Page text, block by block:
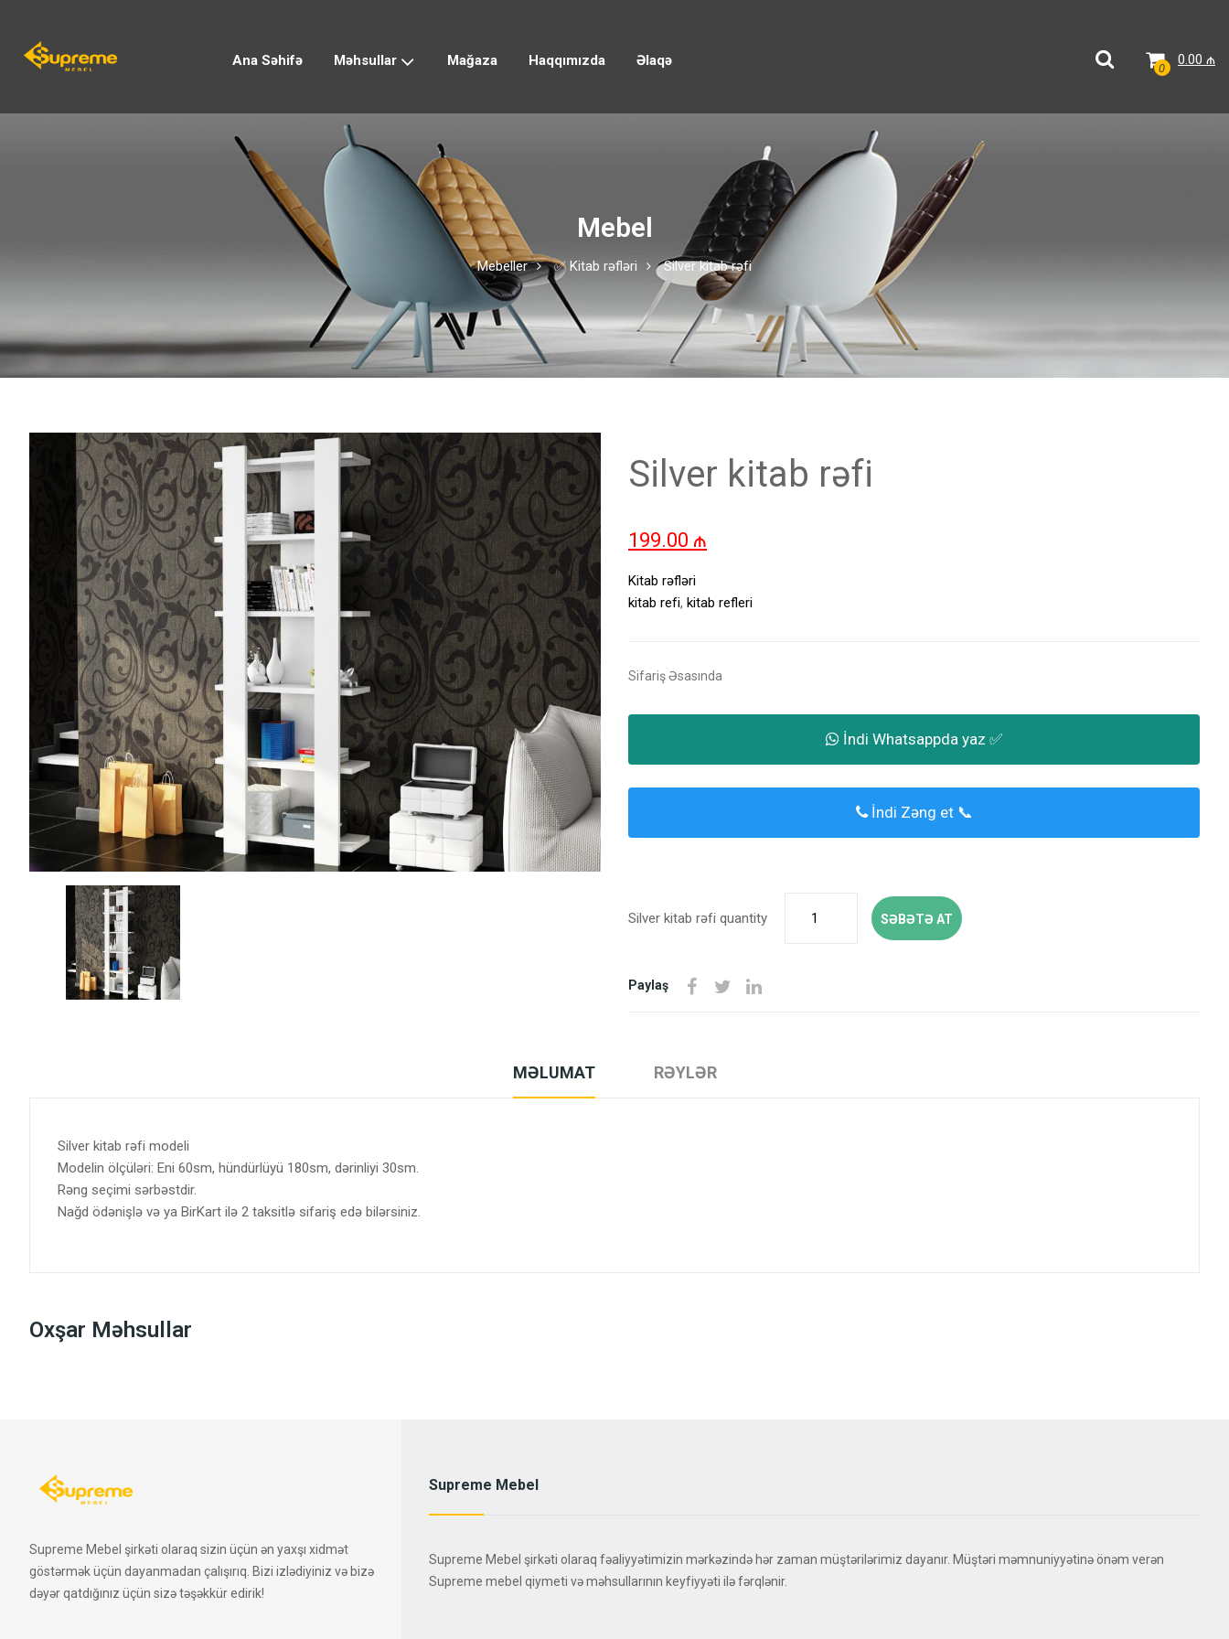
Ana Səhifə Məhsullar Mağaza Haqqımızda Əlaqə 0.00 ₼
0
Mebel
Mebeller ✅ Kitab rəfləri Silver kitab rəfi
Silver kitab rəfi
199.00 ₼
Kitab rəfləri
kitab refi, kitab refleri
Sifariş Əsasında
İndi Whatsappda yaz ✅
İndi Zəng et 📞
Silver kitab rəfi quantity SƏBƏTƏ AT
Paylaş
MƏLUMAT RƏYLƏR
Silver kitab rəfi modeli
Modelin ölçüləri: Eni 60sm, hündürlüyü 180sm, dərinliyi 30sm.
Rəng seçimi sərbəstdir.
Nağd ödənişlə və ya BirKart ilə 2 taksitlə sifariş edə bilərsiniz.
Oxşar Məhsullar
Supreme Mebel şirkəti olaraq sizin üçün ən yaxşı xidmət
göstərmək üçün dayanmadan çalışırıq. Bizi izlədiyiniz və bizə
dəyər qatdığınız üçün sizə təşəkkür edirik!
Supreme Mebel
Supreme Mebel şirkəti olaraq fəaliyyətimizin mərkəzində hər zaman müştərilərimiz dayanır. Müştəri məmnuniyyətinə önəm verən
Supreme mebel qiymeti və məhsullarının keyfiyyəti ilə fərqlənir.